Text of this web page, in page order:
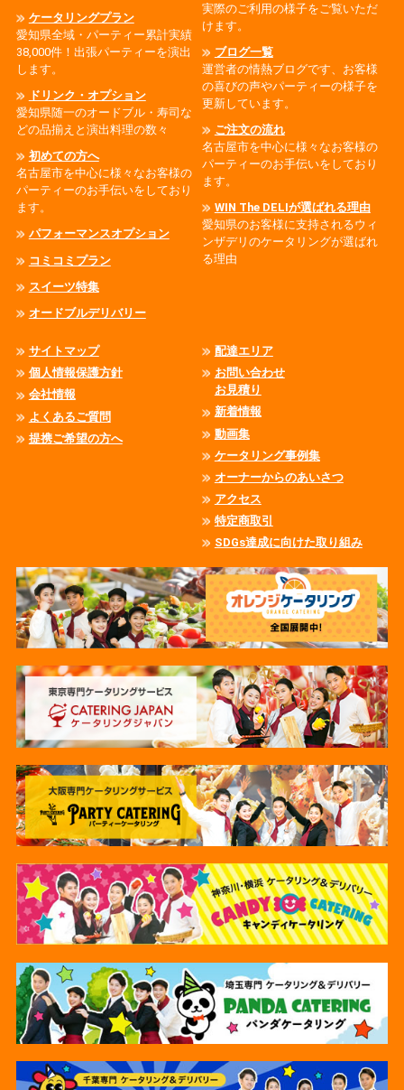
ケータリングプラン
愛知県全域・パーティー累計実績
38,000件！出張パーティーを演出
します。
ドリンク・オプション
愛知県随一のオードブル・寿司な
どの品揃えと演出料理の数々
初めての方へ
名古屋市を中心に様々なお客様の
パーティーのお手伝いをしており
ます。
パフォーマンスオプション
コミコミプラン
スイーツ特集
オードブルデリバリー
実際のご利用の様子をご覧いただ
けます。
ブログ一覧
運営者の情熱ブログです、お客様
の喜びの声やパーティーの様子を
更新しています。
ご注文の流れ
名古屋市を中心に様々なお客様の
パーティーのお手伝いをしており
ます。
WIN The DELIが選ばれる理由
愛知県のお客様に支持されるウィ
ンザデリのケータリングが選ばれ
る理由
サイトマップ
個人情報保護方針
会社情報
よくあるご質問
提携ご希望の方へ
配達エリア
お問い合わせ
お見積り
新着情報
動画集
ケータリング事例集
オーナーからのあいさつ
アクセス
特定商取引
SDGs達成に向けた取り組み